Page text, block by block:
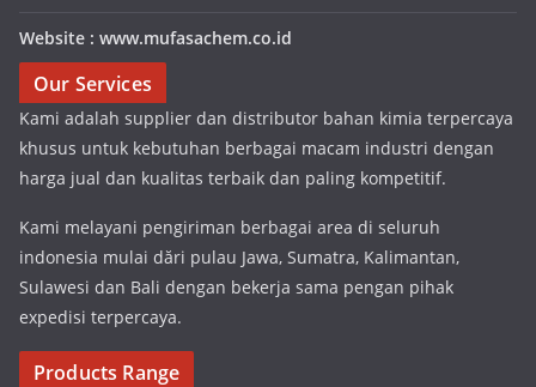
Website : www.mufasachem.co.id
Our Services
Kami adalah supplier dan distributor bahan kimia terpercaya
khusus untuk kebutuhan berbagai macam industri dengan
harga jual dan kualitas terbaik dan paling kompetitif.
Kami melayani pengiriman berbagai area di seluruh
indonesia mulai dări pulau Jawa, Sumatra, Kalimantan,
Sulawesi dan Bali dengan bekerja sama pengan pihak
expedisi terpercaya.
Products Range